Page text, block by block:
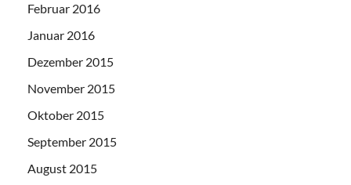
Februar 2016
Januar 2016
Dezember 2015
November 2015
Oktober 2015
September 2015
August 2015